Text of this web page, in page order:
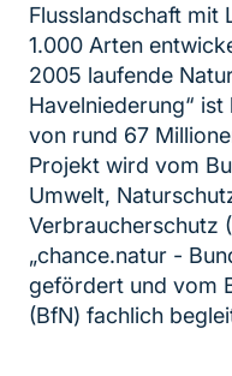
Flusslandschaft mit
1.000 Arten
2005 laufende
Havelniederung“
von rund 67
Projekt wird vom
Umwelt,
Verbraucherschutz
„chance.natur -
gefördert und vom
(BfN) fachlich